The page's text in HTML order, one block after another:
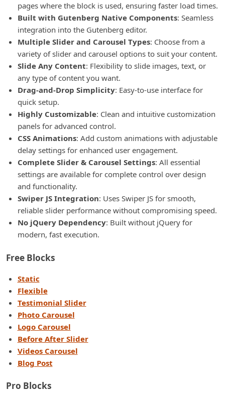
pages where the block is used, ensuring faster load times.
Built with Gutenberg Native Components: Seamless
integration into the Gutenberg editor.
Multiple Slider and Carousel Types: Choose from a
variety of slider and carousel options to suit your content.
Slide Any Content: Flexibility to slide images, text, or
any type of content you want.
Drag-and-Drop Simplicity: Easy-to-use interface for
quick setup.
Highly Customizable: Clean and intuitive customization
panels for advanced control.
CSS Animations: Add custom animations with adjustable
delay settings for enhanced user engagement.
Complete Slider & Carousel Settings: All essential
settings are available for complete control over design
and functionality.
Swiper JS Integration: Uses Swiper JS for smooth,
reliable slider performance without compromising speed.
No jQuery Dependency: Built without jQuery for
modern, fast execution.
Free Blocks
Static
Flexible
Testimonial Slider
Photo Carousel
Logo Carousel
Before After Slider
Videos Carousel
Blog Post
Pro Blocks